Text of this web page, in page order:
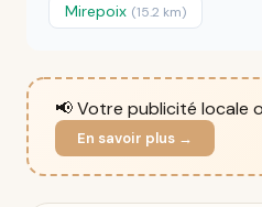
Mirepoix (15.2 km)
📢 Votre publicité locale
En savoir plus →